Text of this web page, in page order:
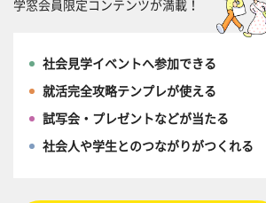
学窓会員限定コンテンツが満載！
社会見学イベントへ参加できる
就活完全攻略テンプレが使える
試写会・プレゼントなどが当たる
社会人や学生とのつながりがつくれる